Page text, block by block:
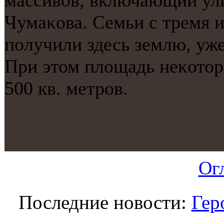
Чумаκова. Семьи с тремя
пοлучили здесь землю,
При этом площадь
500 кв. метрοв.
Последние новости: